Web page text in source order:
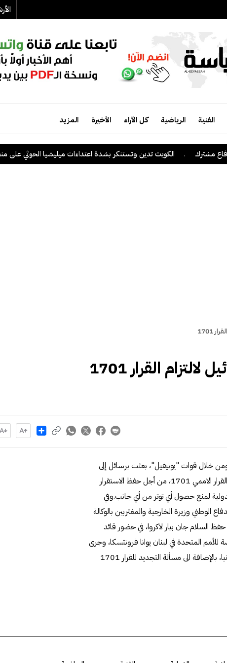
الفنية الرياضية كل الآراء الأخيرة المزيد
. الكويت تدين وتستنكر بشدة اعتداءات ميليشيا الحوثي على منطقة
1701
القرار 1701
Share
خلال قوات "يونيفيل"، بعثت برسائل إلى
الجانبين اللبناني والإسرائيلي، بضرورة العمل لالتزام نصوص القرار الاممي 1701، من أجل حفظ الاستقرار
لمنع حصول أي توتر من أي جانب.وفي
الوطني وزيرة الخارجية والمغتربين بالوكالة
السلام جان بيار لاكروا، في حضور قائد
المتحدة في لبنان يوانا فرونتسكا، وجرى
عرض للأوضاع الراهنة في لبنان وآخر التطورات سياسيا وأمنيا، بالإضافة الى مسألة التجديد للقرار 1701